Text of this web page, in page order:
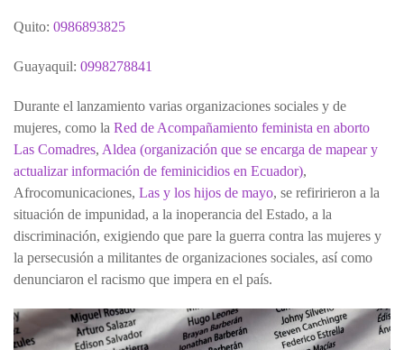
Quito: 0986893825
Guayaquil: 0998278841
Durante el lanzamiento varias organizaciones sociales y de
mujeres, como la Red de Acompañamiento feminista en aborto
Las Comadres, Aldea (organización que se encarga de mapear y
actualizar información de feminicidios en Ecuador),
Afrocomunicaciones, Las y los hijos de mayo, se refiririeron a la
situación de impunidad, a la inoperancia del Estado, a la
discriminación, exigiendo que pare la guerra contra las mujeres y
la persecusión a militantes de organizaciones sociales, así como
denunciaron el racismo que impera en el país.